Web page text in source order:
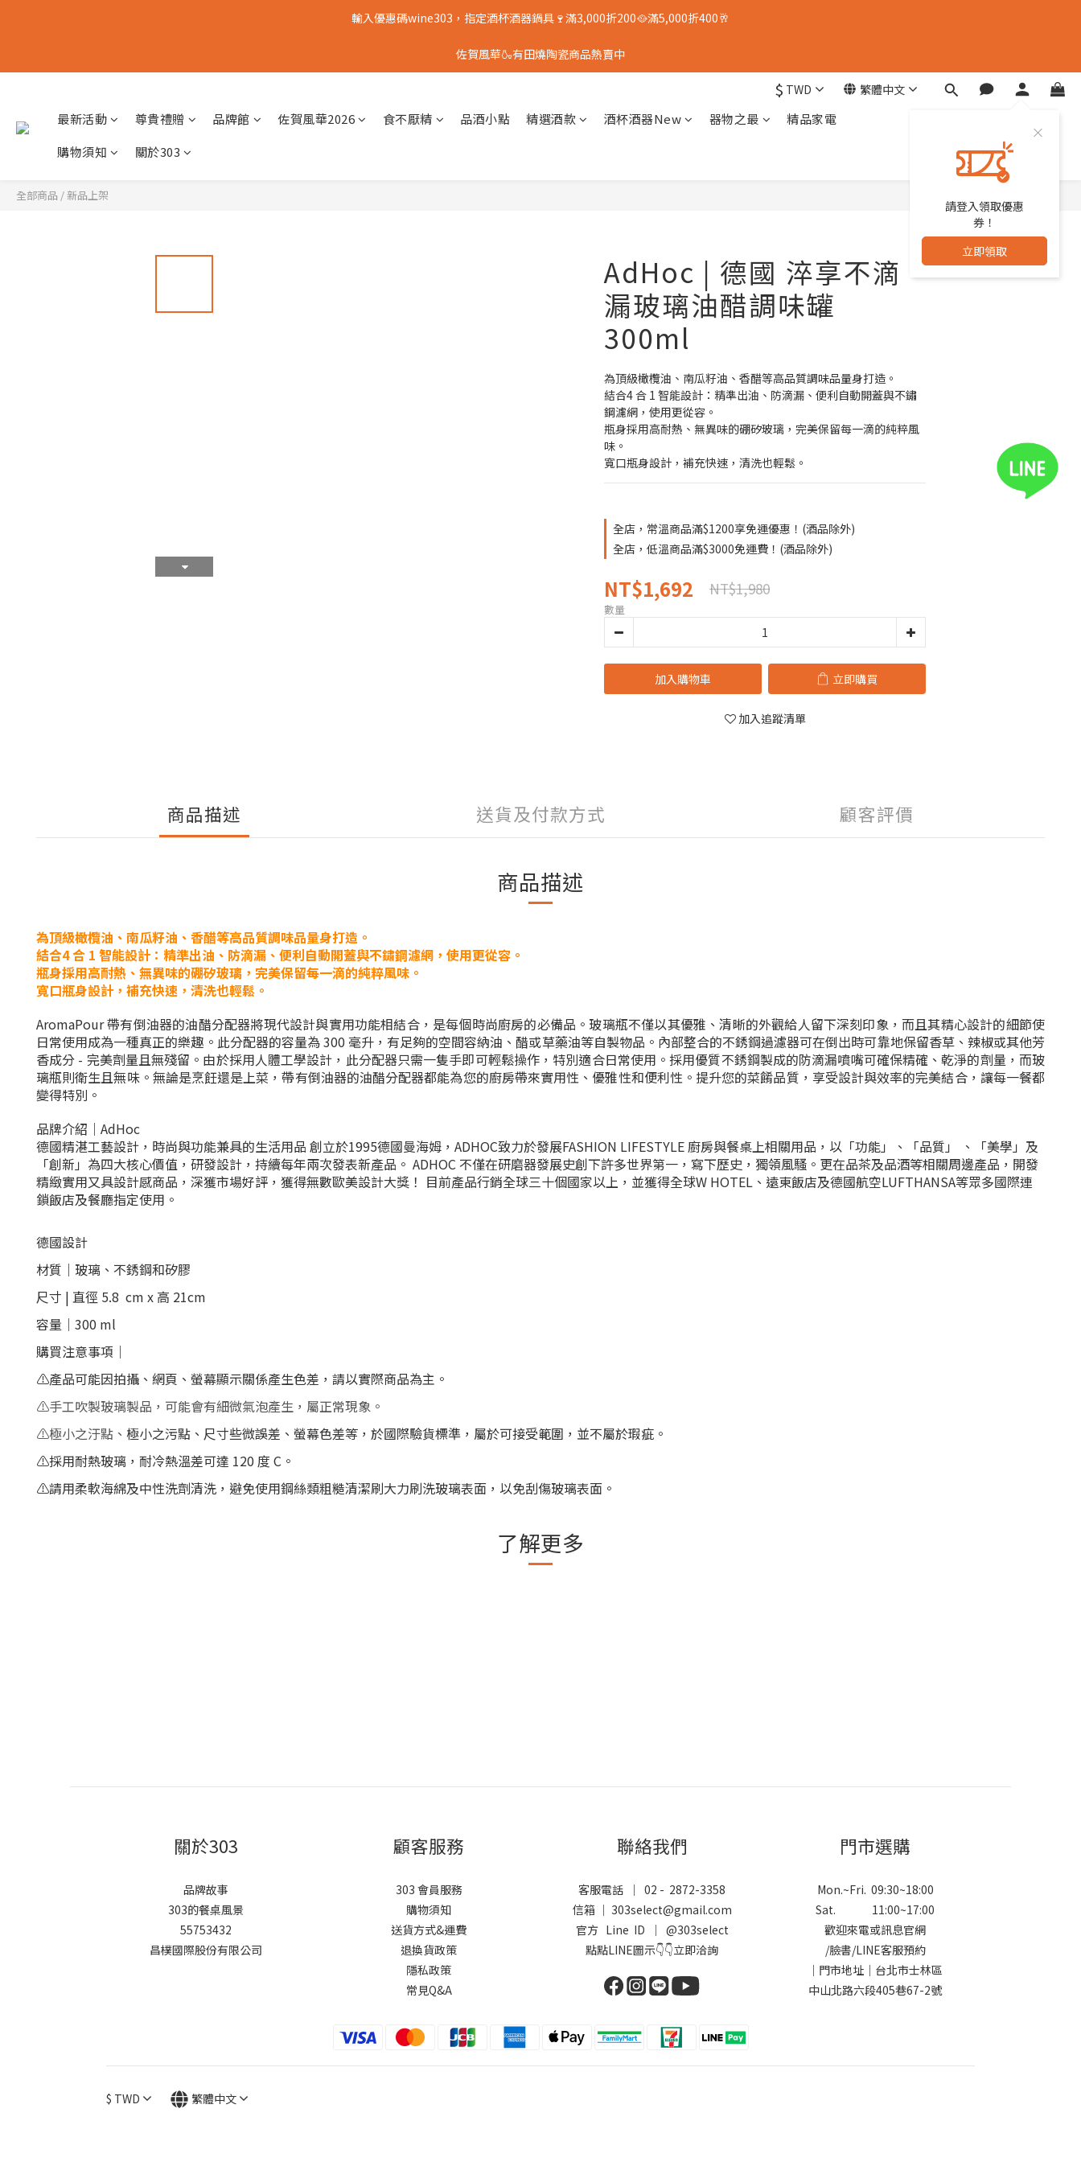
輸入優惠碼wine303，指定酒杯酒器鍋具🍷滿3,000折200🥘滿5,000折400🥂
佐賀風華🍶有田燒陶瓷商品熱賣中
$ TWD 繁體中文
請登入領取優惠
券！
立即領取
最新活動 尊貴禮贈 品牌館 佐賀風華2026 食不厭精 品酒小點 精選酒款 酒杯酒器New 器物之最
精品家電
購物須知
關於303
全部商品 /新品上架
AdHoc | 德國 淬享不滴
漏玻璃油醋調味罐
300ml
為頂級橄欖油、南瓜籽油、香醋等高品質調味品量身打造。
結合4 合 1 智能設計：精準出油、防滴漏、便利自動開蓋與不鏽
鋼濾網，使用更從容。
瓶身採用高耐熱、無異味的硼矽玻璃，完美保留每一滴的純粹風
味。
寬口瓶身設計，補充快速，清洗也輕鬆。
全店，常溫商品滿$1200享免運優惠！(酒品除外)
全店，低溫商品滿$3000免運費！(酒品除外)
NT$1,692 NT$1,980
數量
加入購物車 立即購買
加入追蹤清單
商品描述 送貨及付款方式 顧客評價
商品描述
為頂級橄欖油、南瓜籽油、香醋等高品質調味品量身打造。
結合4 合 1 智能設計：精準出油、防滴漏、便利自動開蓋與不鏽鋼濾網，使用更從容。
瓶身採用高耐熱、無異味的硼矽玻璃，完美保留每一滴的純粹風味。
寬口瓶身設計，補充快速，清洗也輕鬆。
AromaPour 帶有倒油器的油醋分配器將現代設計與實用功能相結合，是每個時尚廚房的必備品。玻璃瓶不僅以其優雅、清晰的外觀給人留下深刻印象，而且其精心設計的細節使
日常使用成為一種真正的樂趣。此分配器的容量為 300 毫升，有足夠的空間容納油、醋或草藥油等自製物品。內部整合的不銹鋼過濾器可在倒出時可靠地保留香草、辣椒或其他芳
香成分 - 完美劑量且無殘留。由於採用人體工學設計，此分配器只需一隻手即可輕鬆操作，特別適合日常使用。採用優質不銹鋼製成的防滴漏噴嘴可確保精確、乾淨的劑量，而玻
璃瓶則衛生且無味。無論是烹飪還是上菜，帶有倒油器的油醋分配器都能為您的廚房帶來實用性、優雅性和便利性。提升您的菜餚品質，享受設計與效率的完美結合，讓每一餐都
變得特別。
品牌介紹｜ AdHoc
德國精湛工藝設計，時尚與功能兼具的生活用品 創立於1995德國曼海姆，ADHOC致力於發展FASHION LIFESTYLE 廚房與餐桌上相關用品，以「功能」、「品質」 、「美學」及
「創新」為四大核心價值，研發設計，持續每年兩次發表新產品。 ADHOC 不僅在研磨器發展史創下許多世界第一，寫下歷史，獨領風騷。更在品茶及品酒等相關周邊產品，開發
精緻實用又具設計感商品，深獲市場好評，獲得無數歐美設計大獎！ 目前產品行銷全球三十個國家以上，並獲得全球W HOTEL、遠東飯店及德國航空LUFTHANSA等眾多國際連
鎖飯店及餐廳指定使用。
德國設計
材質｜玻璃、不銹鋼和矽膠
尺寸 | 直徑 5.8 cm x 高 21cm
容量｜300 ml
購買注意事項｜
⚠️產品可能因拍攝、網頁、螢幕顯示關係產生色差，請以實際商品為主。
⚠️手工吹製玻璃製品，可能會有細微氣泡產生，屬正常現象。
⚠️極小之汙點、 極小之污點、尺寸些微誤差、螢幕色差等，於國際驗貨標準，屬於可接受範圍，並不屬於瑕疵。
⚠️採用耐熱玻璃，耐冷熱溫差可達 120 度 C。
⚠️請用柔軟海綿及中性洗劑清洗，避免使用鋼絲類粗糙清潔刷大力刷洗玻璃表面，以免刮傷玻璃表面。
了解更多
立即購買
關於303
品牌故事
303的餐桌風景
55753432
昌樸國際股份有限公司
顧客服務
303 會員服務
購物須知
送貨方式&運費
退換貨政策
隱私政策
常見Q&A
聯絡我們
客服電話 ｜ 02 - 2872-3358
信箱 ｜ 303select@gmail.com
官方 Line ID ｜ @303select
點點LINE圖示👇👇立即洽詢
門市選購
Mon.~Fri. 09:30~18:00
Sat. 11:00~17:00
歡迎來電或訊息官網
/臉書/LINE客服預約
｜門市地址｜台北市士林區
中山北路六段405巷67-2號
$ TWD 繁體中文